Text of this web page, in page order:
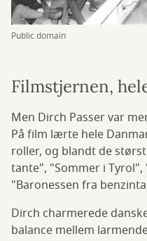
Public domain
Filmstjernen,
Men Dirch Passer var
På film lærte hele
roller, og blandt de
tante", "Sommer i
"Baronessen fra
Dirch charmerede
balance mellem